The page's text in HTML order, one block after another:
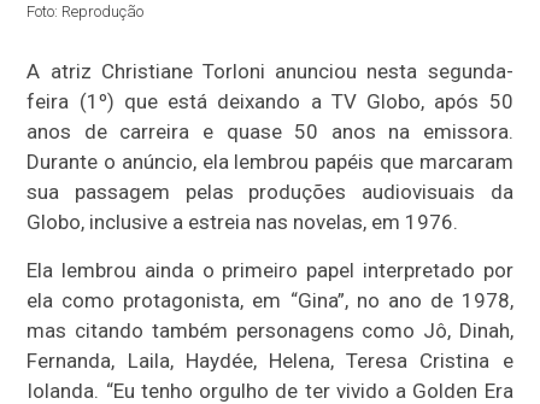
Foto: Reprodução
A atriz Christiane Torloni anunciou nesta segunda-
feira (1º) que está deixando a TV Globo, após 50
anos de carreira e quase 50 anos na emissora.
Durante o anúncio, ela lembrou papéis que marcaram
sua passagem pelas produções audiovisuais da
Globo, inclusive a estreia nas novelas, em 1976.
Ela lembrou ainda o primeiro papel interpretado por
ela como protagonista, em “Gina”, no ano de 1978,
mas citando também personagens como Jô, Dinah,
Fernanda, Laila, Haydée, Helena, Teresa Cristina e
Iolanda. “Eu tenho orgulho de ter vivido a Golden Era